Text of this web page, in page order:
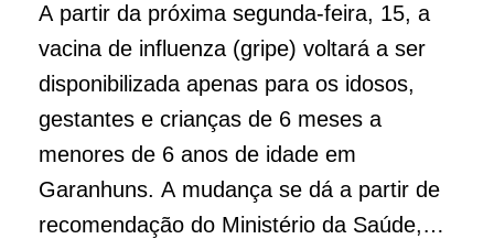
A partir da próxima segunda-feira, 15, a
vacina de influenza (gripe) voltará a ser
disponibilizada apenas para os idosos,
gestantes e crianças de 6 meses a
menores de 6 anos de idade em
Garanhuns. A mudança se dá a partir de
recomendação do Ministério da Saúde,